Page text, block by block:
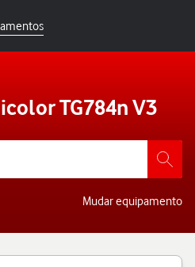
TG784n V3
Mudar equipamento